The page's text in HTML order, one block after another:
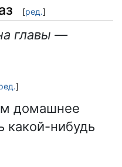
[ред.]
главы —
]
домашнее
какой-нибудь